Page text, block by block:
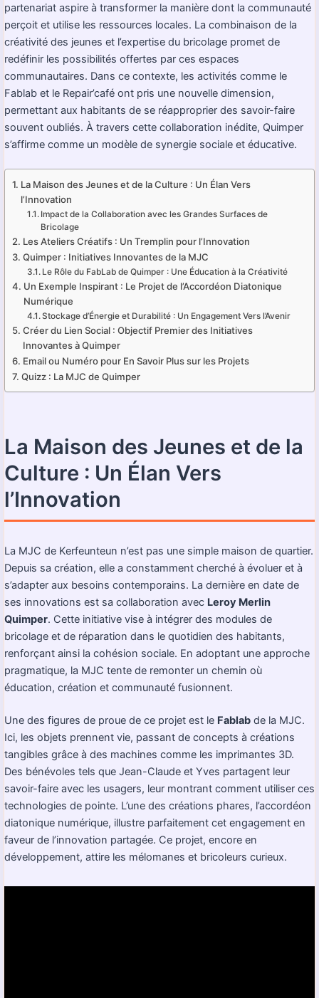
partenariat aspire à transformer la manière dont la communauté
perçoit et utilise les ressources locales. La combinaison de la
créativité des jeunes et l’expertise du bricolage promet de
redéfinir les possibilités offertes par ces espaces
communautaires. Dans ce contexte, les activités comme le
Fablab et le Repair’café ont pris une nouvelle dimension,
permettant aux habitants de se réapproprier des savoir-faire
souvent oubliés. À travers cette collaboration inédite, Quimper
s’affirme comme un modèle de synergie sociale et éducative.
La Maison des Jeunes et de la Culture : Un Élan Vers
l’Innovation
Impact de la Collaboration avec les Grandes Surfaces de
Bricolage
Les Ateliers Créatifs : Un Tremplin pour l’Innovation
Quimper : Initiatives Innovantes de la MJC
Le Rôle du FabLab de Quimper : Une Éducation à la Créativité
Un Exemple Inspirant : Le Projet de l’Accordéon Diatonique
Numérique
Stockage d’Énergie et Durabilité : Un Engagement Vers l’Avenir
Créer du Lien Social : Objectif Premier des Initiatives
Innovantes à Quimper
Email ou Numéro pour En Savoir Plus sur les Projets
Quizz : La MJC de Quimper
La Maison des Jeunes et de la
Culture : Un Élan Vers
l’Innovation
La MJC de Kerfeunteun n’est pas une simple maison de quartier.
Depuis sa création, elle a constamment cherché à évoluer et à
s’adapter aux besoins contemporains. La dernière en date de
ses innovations est sa collaboration avec Leroy Merlin
Quimper. Cette initiative vise à intégrer des modules de
bricolage et de réparation dans le quotidien des habitants,
renforçant ainsi la cohésion sociale. En adoptant une approche
pragmatique, la MJC tente de remonter un chemin où
éducation, création et communauté fusionnent.
Une des figures de proue de ce projet est le Fablab de la MJC.
Ici, les objets prennent vie, passant de concepts à créations
tangibles grâce à des machines comme les imprimantes 3D.
Des bénévoles tels que Jean-Claude et Yves partagent leur
savoir-faire avec les usagers, leur montrant comment utiliser ces
technologies de pointe. L’une des créations phares, l’accordéon
diatonique numérique, illustre parfaitement cet engagement en
faveur de l’innovation partagée. Ce projet, encore en
développement, attire les mélomanes et bricoleurs curieux.